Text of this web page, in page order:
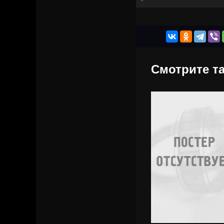
Смотрите